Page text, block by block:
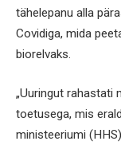
tähelepanu alla
Covidiga, mida
biorelvaks.
„Uuringut rahastati
toetusega, mis
ministeeriumi